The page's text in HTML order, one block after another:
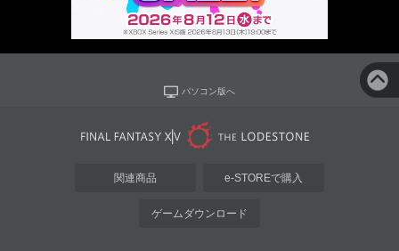
パソコン版へ
関連商品 e-STOREで購入
ゲームダウンロード